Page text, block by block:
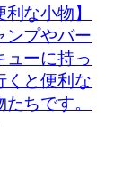
利な小物】
ンプやバー
ューに持っ
くと便利な
ちです。